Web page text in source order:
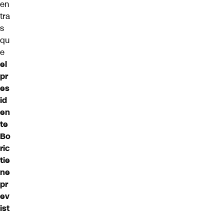
en
tra
s
qu
e
el
pr
es
id
en
te
Bo
ric
tie
ne
pr
ev
ist